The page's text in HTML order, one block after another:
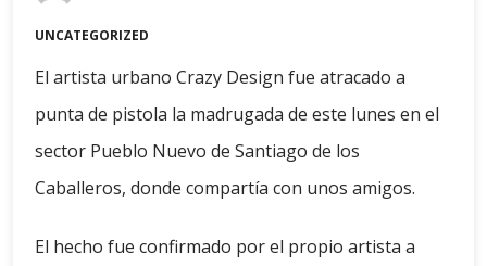
UNCATEGORIZED
El artista urbano Crazy Design fue atracado a
punta de pistola la madrugada de este lunes en el
sector Pueblo Nuevo de Santiago de los
Caballeros, donde compartía con unos amigos.
El hecho fue confirmado por el propio artista a